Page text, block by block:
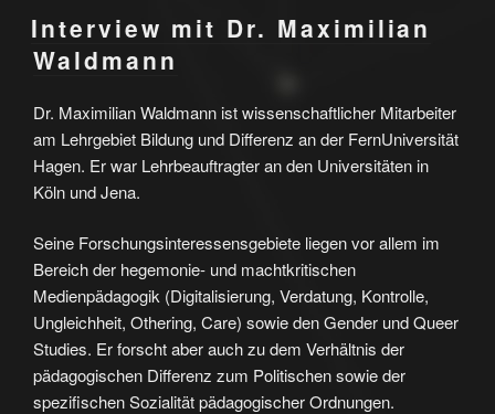
Interview mit Dr. Maximilian
Waldmann
Dr. Maximilian Waldmann ist wissenschaftlicher Mitarbeiter
am Lehrgebiet Bildung und Differenz an der FernUniversität
Hagen. Er war Lehrbeauftragter an den Universitäten in
Köln und Jena.
Seine Forschungsinteressensgebiete liegen vor allem im
Bereich der hegemonie- und machtkritischen
Medienpädagogik (Digitalisierung, Verdatung, Kontrolle,
Ungleichheit, Othering, Care) sowie den Gender und Queer
Studies. Er forscht aber auch zu dem Verhältnis der
pädagogischen Differenz zum Politischen sowie der
spezifischen Sozialität pädagogischer Ordnungen.